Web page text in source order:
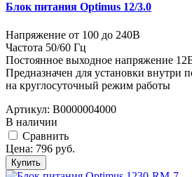
Блок питания Optimus 12/3.0
Напряжение от 100 до 240В
Частота 50/60 Гц
Постоянное выходное напряжение
Предназначен для установки внутри
на круглосуточный режим работы
Артикул: В0000004000
В наличии
Cравнить
Цена: 796 руб.
Купить